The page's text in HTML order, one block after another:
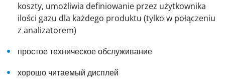
koszty, umożliwia definiowanie przez użytkownika
ilości gazu dla każdego produktu (tylko w połączeniu
z analizatorem)
простое техническое обслуживание
хорошо читаемый дисплей